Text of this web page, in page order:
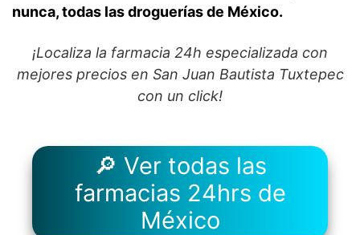
nunca, todas las droguerías de México.
¡Localiza la farmacia 24h especializada con
mejores precios en San Juan Bautista Tuxtepec
con un click!
🔎 Ver todas las
farmacias 24hrs de
México